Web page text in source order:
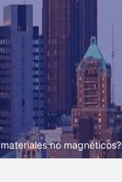
no magnéticos?